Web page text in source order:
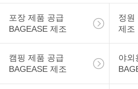
SPA 살롱 제
BAGEASE 제
포장 제품 공급
BAGEASE 제조
정원
제조
캠핑 제품 공급
BAGEASE 제조
야외